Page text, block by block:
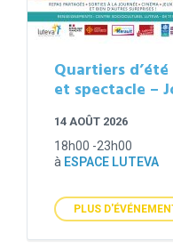
Quartiers
et spectacle –
14 AOÛT 2026
18h00 -23h00
à ESPACE LUTEVA
PLUS